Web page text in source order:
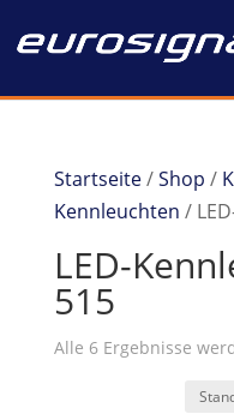
Startseite/Shop /
Kennleuchten /
LED-
515
Alle 6 Ergebnisse